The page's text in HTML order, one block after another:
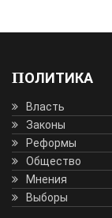
ПОЛИТИКА
Власть
Законы
Реформы
Общество
Мнения
Выборы